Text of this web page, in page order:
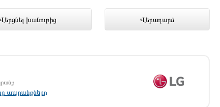
խանութից Վերադարձ
լավագույն գնով 2 329 000 դրամ
ապրանքները